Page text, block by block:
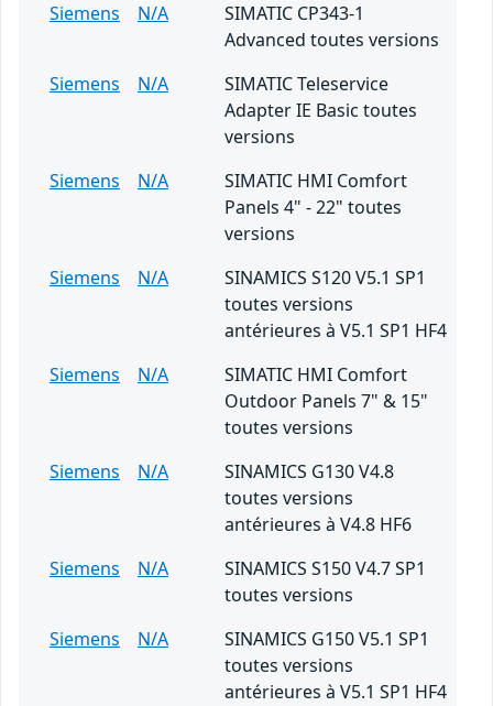
Siemens
N/A
SIMATIC CP343-1
Advanced toutes versions
Siemens
N/A
SIMATIC Teleservice
Adapter IE Basic toutes
versions
Siemens
N/A
SIMATIC HMI Comfort
Panels 4" - 22" toutes
versions
Siemens
N/A
SINAMICS S120 V5.1 SP1
toutes versions
antérieures à V5.1 SP1 HF4
Siemens
N/A
SIMATIC HMI Comfort
Outdoor Panels 7" & 15"
toutes versions
Siemens
N/A
SINAMICS G130 V4.8
toutes versions
antérieures à V4.8 HF6
Siemens
N/A
SINAMICS S150 V4.7 SP1
toutes versions
Siemens
N/A
SINAMICS G150 V5.1 SP1
toutes versions
antérieures à V5.1 SP1 HF4